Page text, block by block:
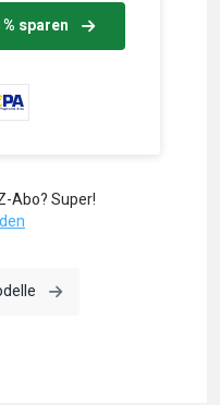
sparen
Abo? Super!